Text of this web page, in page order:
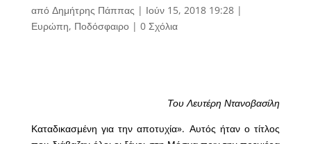
από Δημήτρης Πάππας | Ιούν 15, 2018 19:28|
Ευρώπη, Ποδόσφαιρο| 0 Σχόλια
Του Λευτέρη Ντανοβασίλη
Καταδικασμένη για την αποτυχία». Αυτός ήταν ο τίτλος